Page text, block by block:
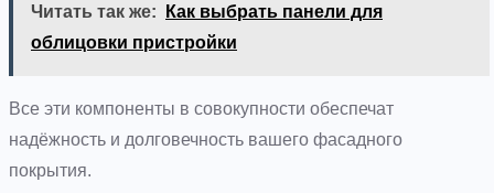
Читать так же:
Как выбрать панели для
облицовки пристройки
Все эти компоненты в совокупности обеспечат
надёжность и долговечность вашего фасадного
покрытия.